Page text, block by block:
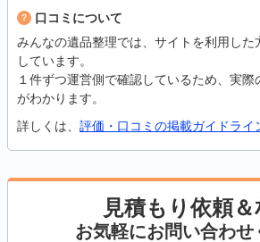
口コミについて
みんなの遺品整理では、サイトを利用した
しています。
１件ずつ運営側で確認しているため、実際
がわかります。
詳しくは、 評価・口コミの掲載ガイドライ
見積もり依頼
お気軽にお問い合わせ